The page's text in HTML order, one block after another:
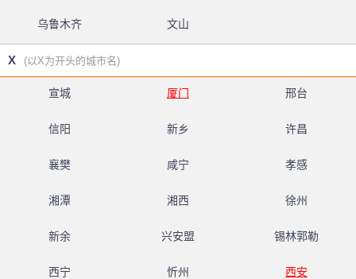
乌鲁木齐 文山
X (以X为开头的城市名)
宣城 厦门 邢台
信阳 新乡 许昌
襄樊 咸宁 孝感
湘潭 湘西 徐州
新余 兴安盟 锡林郭勒
西宁 忻州 西安